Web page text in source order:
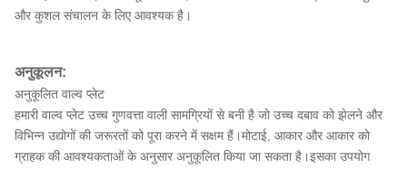
और कुशल संचालन के लिए आवश्यक है।
अनुकूलन:
अनुकूलित वाल्व प्लेट
हमारी वाल्व प्लेट उच्च गुणवत्ता वाली सामग्रियों से बनी है जो उच्च दबाव को झेलने और
विभिन्न उद्योगों की जरूरतों को पूरा करने में सक्षम हैं।मोटाई, आकार और आकार को
ग्राहक की आवश्यकताओं के अनुसार अनुकूलित किया जा सकता है।इसका उपयोग